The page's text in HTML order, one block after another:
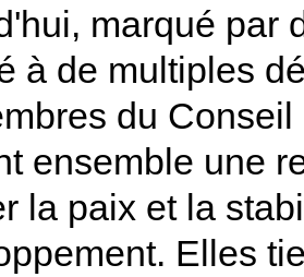
marqué par
à de multiples
du
ensemble une
la paix et la
Elles